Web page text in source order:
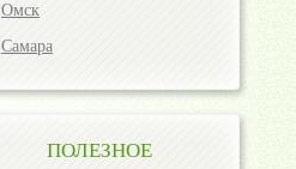
Омск
Самара
ПОЛЕЗНОЕ